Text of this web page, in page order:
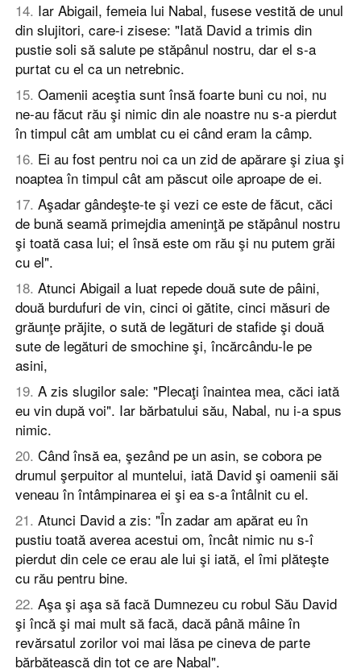
14. Iar Abigail, femeia lui Nabal, fusese vestită de unul
din slujitori, care-i zisese: "Iată David a trimis din
pustie soli să salute pe stăpânul nostru, dar el s-a
purtat cu el ca un netrebnic.
15. Oamenii aceştia sunt însă foarte buni cu noi, nu
ne-au făcut rău şi nimic din ale noastre nu s-a pierdut
în timpul cât am umblat cu ei când eram la câmp.
16. Ei au fost pentru noi ca un zid de apărare şi ziua şi
noaptea în timpul cât am păscut oile aproape de ei.
17. Aşadar gândeşte-te şi vezi ce este de făcut, căci
de bună seamă primejdia ameninţă pe stăpânul nostru
şi toată casa lui; el însă este om rău şi nu putem grăi
cu el".
18. Atunci Abigail a luat repede două sute de pâini,
două burdufuri de vin, cinci oi gătite, cinci măsuri de
grăunţe prăjite, o sută de legături de stafide şi două
sute de legături de smochine şi, încărcându-le pe
asini,
19. A zis slugilor sale: "Plecaţi înaintea mea, căci iată
eu vin după voi". Iar bărbatului său, Nabal, nu i-a spus
nimic.
20. Când însă ea, şezând pe un asin, se cobora pe
drumul şerpuitor al muntelui, iată David şi oamenii săi
veneau în întâmpinarea ei şi ea s-a întâlnit cu el.
21. Atunci David a zis: "În zadar am apărat eu în
pustiu toată averea acestui om, încât nimic nu s-î
pierdut din cele ce erau ale lui şi iată, el îmi plăteşte
cu rău pentru bine.
22. Aşa şi aşa să facă Dumnezeu cu robul Său David
şi încă şi mai mult să facă, dacă până mâine în
revărsatul zorilor voi mai lăsa pe cineva de parte
bărbătească din tot ce are Nabal".